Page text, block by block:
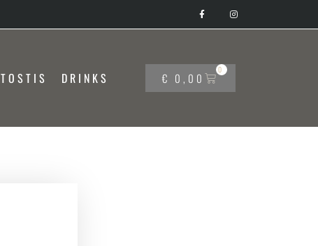
TOSTIS DRINKS € 0,00
0